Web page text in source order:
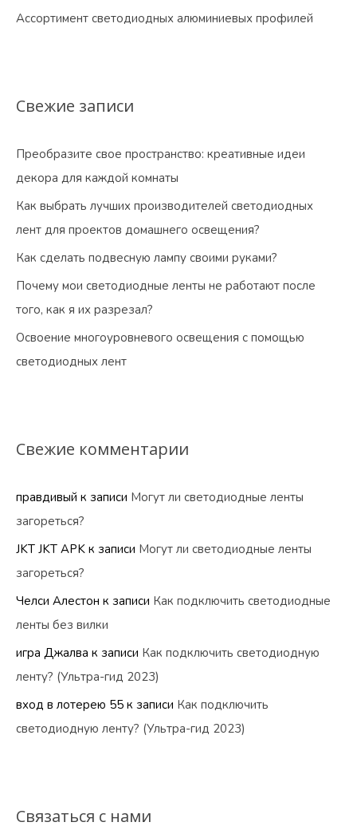
Ассортимент светодиодных алюминиевых профилей
Свежие записи
Преобразите свое пространство: креативные идеи
декора для каждой комнаты
Как выбрать лучших производителей светодиодных
лент для проектов домашнего освещения?
Как сделать подвесную лампу своими руками?
Почему мои светодиодные ленты не работают после
того, как я их разрезал?
Освоение многоуровневого освещения с помощью
светодиодных лент
Свежие комментарии
правдивый к записи Могут ли светодиодные ленты
загореться?
JKT JKT APK к записи Могут ли светодиодные ленты
загореться?
Челси Алестон к записи Как подключить светодиодные
ленты без вилки
игра Джалва к записи Как подключить светодиодную
ленту? (Ультра-гид 2023)
вход в лотерею 55 к записи Как подключить
светодиодную ленту? (Ультра-гид 2023)
Связаться с нами